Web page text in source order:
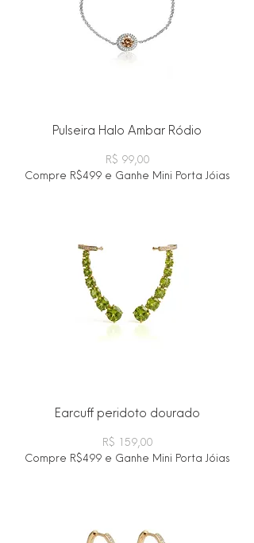
Pulseira Halo Ambar Ródio
Preço
R$ 99,00
Compre R$499 e Ganhe Mini Porta Jóias
Earcuff peridoto dourado
Preço
R$ 159,00
Compre R$499 e Ganhe Mini Porta Jóias